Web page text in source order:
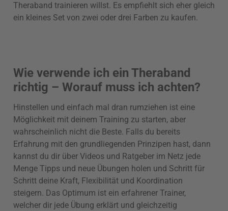
Theraband trainieren willst. Es empfiehlt sich eher gleich
ein kleines Set von zwei oder drei Farben zu kaufen.
Wie verwende ich ein Theraband
richtig – Worauf muss ich achten?
Hinstellen und einfach mal dran rumziehen ist eine
Möglichkeit mit deinem Training zu starten, aber
wahrscheinlich nicht die Beste. Falls du bereits
Erfahrung mit den grundliegenden Prinzipen hast, dann
kannst du dir über Videos und Ratgeber im Netz jede
Menge Tipps und neue Übungen holen und Schritt für
Schritt deine Kraft, Flexibilität und Koordination
steigern. Das Optimum ist ein erfahrener Trainer,
welcher dir jede Übung erklärt und gleichzeitig